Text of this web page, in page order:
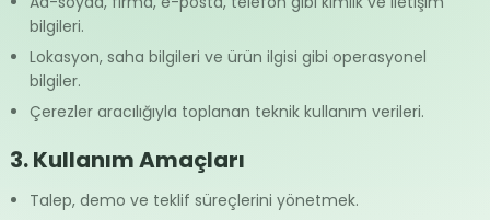
bilgileri.
Lokasyon, saha bilgileri ve ürün ilgisi gibi operasyonel
bilgiler.
Çerezler aracılığıyla toplanan teknik kullanım verileri.
3. Kullanım Amaçları
Talep, demo ve teklif süreçlerini yönetmek.